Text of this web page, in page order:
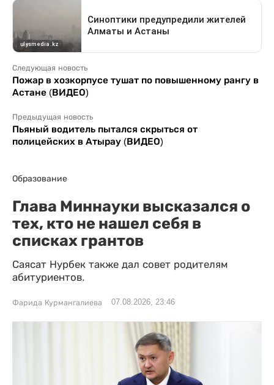
Следующая новость
Пожар в хозкорпусе тушат по повышенному рангу в
Астане (ВИДЕО)
Предыдущая новость
Пьяный водитель пытался скрыться от
полицейских в Атырау (ВИДЕО)
Образование
Глава Миннауки высказался о
тех, кто не нашел себя в
списках грантов
Саясат Нурбек также дал совет родителям
абитуриентов.
Фарида Курмангалиева 07.08.2026, 23:46